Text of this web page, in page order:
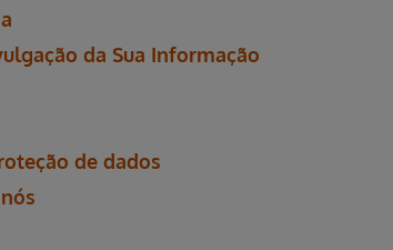
da Sua Informação
de dados